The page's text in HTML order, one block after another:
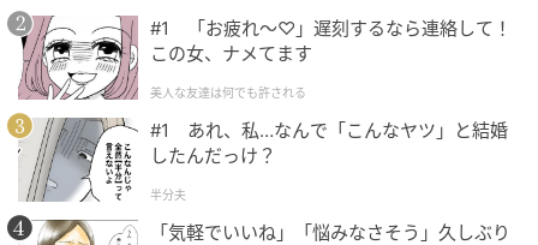
#1 「お疲れ〜♡」遅刻するなら連絡して！
この女、ナメてます
美人な友達は何でも許される
#1 あれ、私…なんで「こんなヤツ」と結婚
したんだっけ？
半分夫
「気軽でいいね」「悩みなさそう」久しぶり